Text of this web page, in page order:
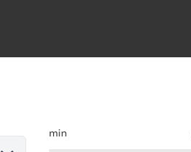
min